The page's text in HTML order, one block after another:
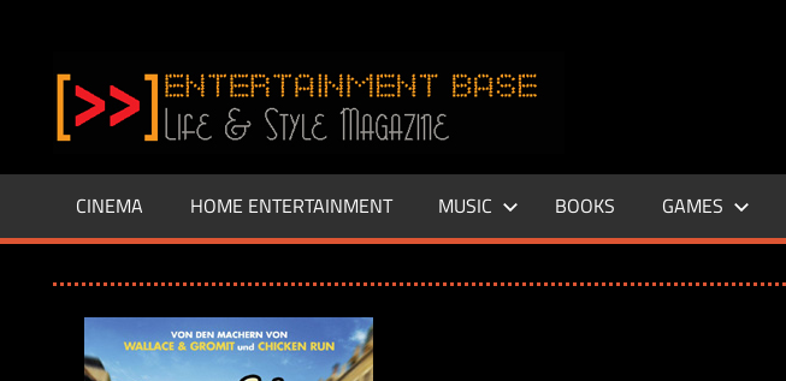
springen
–
LIFE
Base.de
CINEMA HOME ENTERTAINMENT MUSIC BOOKS GAMES